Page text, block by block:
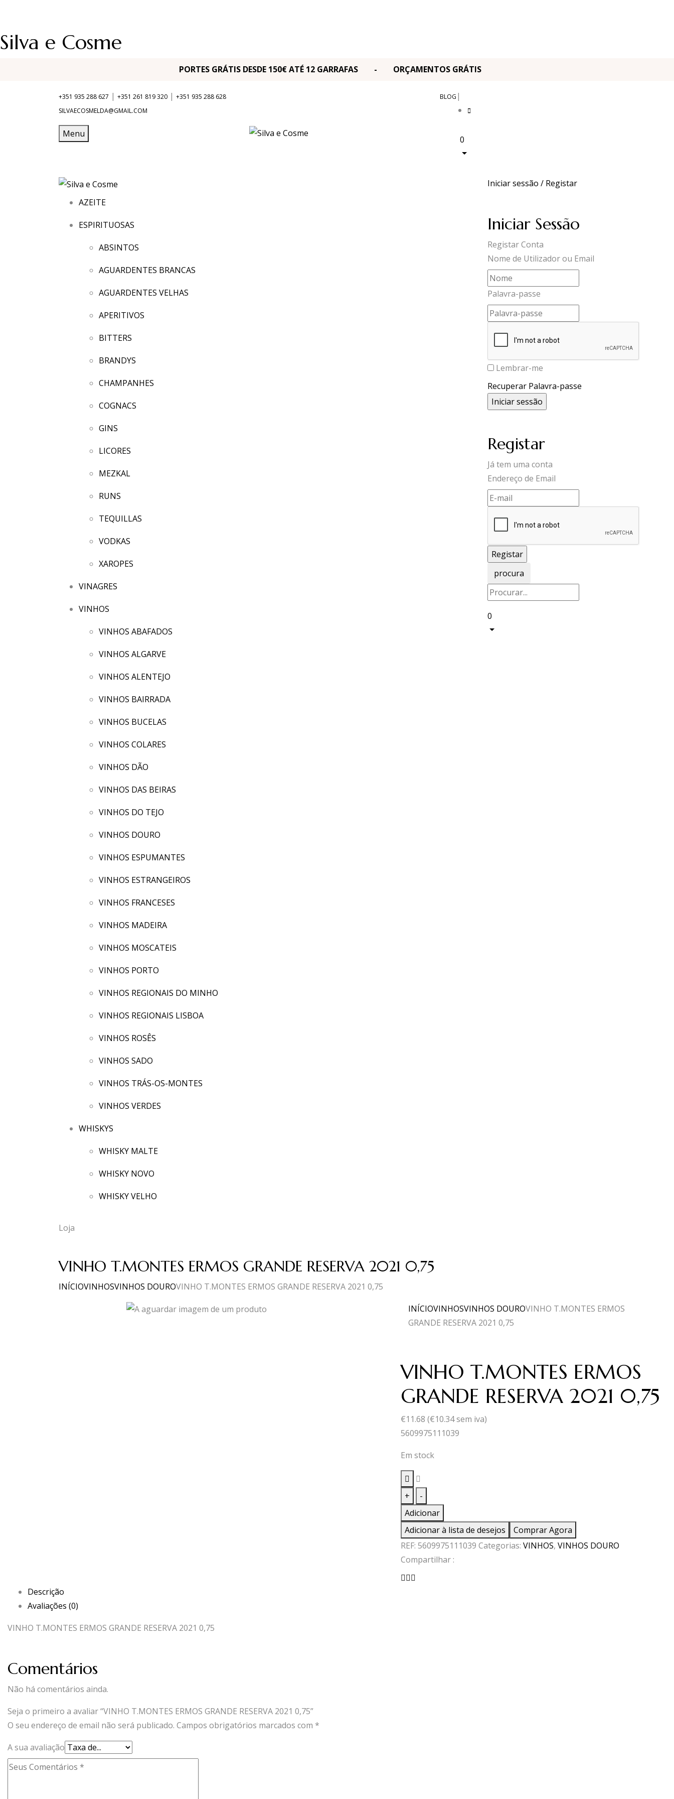
Silva e Cosme
PORTES GRÁTIS DESDE 150€ ATÉ 12 GARRAFAS - ORÇAMENTOS GRÁTIS
+351 935 288 627 | +351 261 819 320 | +351 935 288 628
SILVAECOSMELDA@GMAIL.COM
BLOG |
Menu
0
AZEITE
ESPIRITUOSAS
ABSINTOS
AGUARDENTES BRANCAS
AGUARDENTES VELHAS
APERITIVOS
BITTERS
BRANDYS
CHAMPANHES
COGNACS
GINS
LICORES
MEZKAL
RUNS
TEQUILLAS
VODKAS
XAROPES
VINAGRES
VINHOS
VINHOS ABAFADOS
VINHOS ALGARVE
VINHOS ALENTEJO
VINHOS BAIRRADA
VINHOS BUCELAS
VINHOS COLARES
VINHOS DÃO
VINHOS DAS BEIRAS
VINHOS DO TEJO
VINHOS DOURO
VINHOS ESPUMANTES
VINHOS ESTRANGEIROS
VINHOS FRANCESES
VINHOS MADEIRA
VINHOS MOSCATEIS
VINHOS PORTO
VINHOS REGIONAIS DO MINHO
VINHOS REGIONAIS LISBOA
VINHOS ROSÊS
VINHOS SADO
VINHOS TRÁS-OS-MONTES
VINHOS VERDES
WHISKYS
WHISKY MALTE
WHISKY NOVO
WHISKY VELHO
Iniciar sessão / Registar
Iniciar Sessão
Registar Conta
Nome de Utilizador ou Email
Palavra-passe
Lembrar-me
Recuperar Palavra-passe
Registar
Já tem uma conta
Endereço de Email
procura
0
Loja
VINHO T.MONTES ERMOS GRANDE RESERVA 2021 0,75
INÍCIOVINHOSVINHOS DOUROVINHO T.MONTES ERMOS GRANDE RESERVA 2021 0,75
INÍCIOVINHOSVINHOS DOUROVINHO T.MONTES ERMOS
GRANDE RESERVA 2021 0,75
VINHO T.MONTES ERMOS
GRANDE RESERVA 2021 0,75
€11.68 (€10.34sem iva)
5609975111039
Em stock
+
Quantidade
de
VINHO
T.MONTES
ERMOS
GRANDE
-
Adicionar
Adicionar à lista de desejos
Comprar Agora
REF: 5609975111039 Categorias: VINHOS, VINHOS DOURO
Compartilhar :
Descrição
Avaliações (0)
VINHO T.MONTES ERMOS GRANDE RESERVA 2021 0,75
Comentários
Não há comentários ainda.
Seja o primeiro a avaliar “VINHO T.MONTES ERMOS GRANDE RESERVA 2021 0,75”
O seu endereço de email não será publicado. Campos obrigatórios marcados com *
A sua avaliação